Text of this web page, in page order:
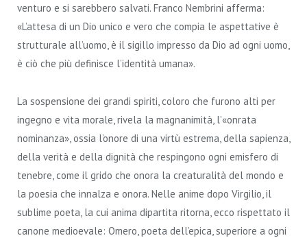
venturo e si sarebbero salvati. Franco Nembrini afferma:
«L’attesa di un Dio unico e vero che compia le aspettative è
strutturale all’uomo, è il sigillo impresso da Dio ad ogni uomo,
è ciò che più definisce l’identità umana».
La sospensione dei grandi spiriti, coloro che furono alti per
ingegno e vita morale, rivela la magnanimità, l’«onrata
nominanza», ossia l’onore di una virtù estrema, della sapienza,
della verità e della dignità che respingono ogni emisfero di
tenebre, come il grido che onora la creaturalità del mondo e
la poesia che innalza e onora. Nelle anime dopo Virgilio, il
sublime poeta, la cui anima dipartita ritorna, ecco rispettato il
canone medioevale: Omero, poeta dell’epica, superiore a ogni